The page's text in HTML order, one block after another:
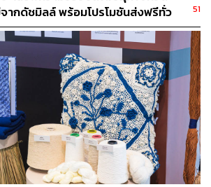
งชีวิตได้เป็นอย่างดี อีกทั้งเพลงรักและ
ก็จะมาเติมเต็มอีกมู้ดโทนของชีวิต
ะสบความสำเร็จและมีการแสดงสดได้ดี
Hours ที่เตรียมความสนุกมาอย่างจัดเต็ม
ม่เคยตกยุคอย่าง Moderndog และวง
ากดัชมิลล์ พร้อมโปรโมชันส่งฟรีทั่ว
เที่ยง ได้ของวันถัดไป ส่งสินค้าแบบ
[ADVERTORIAL]
51